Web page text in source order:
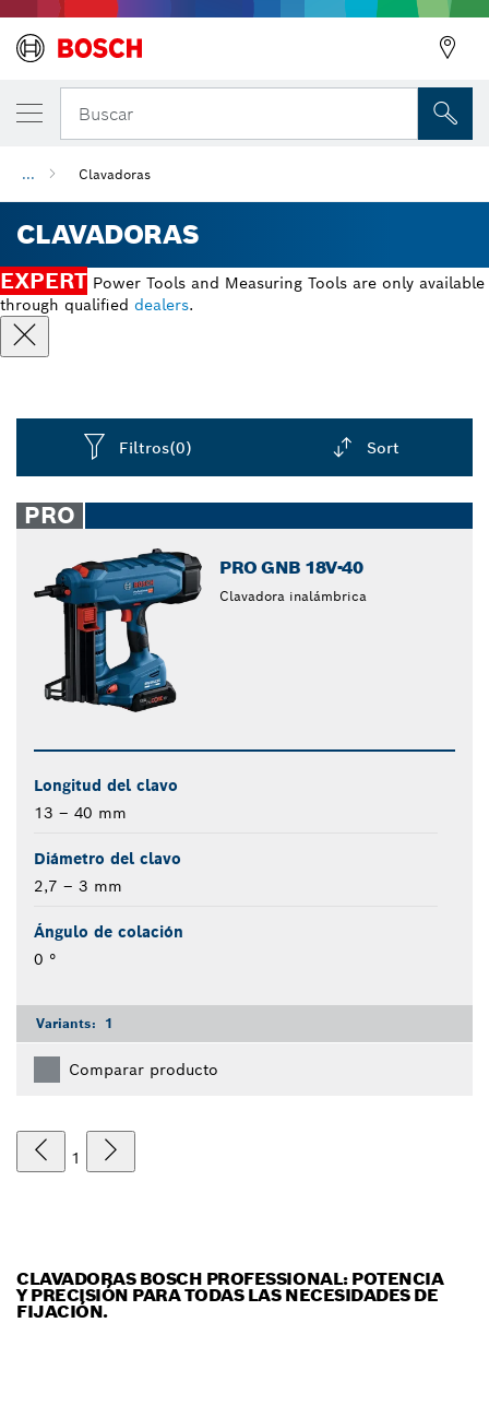
Buscar
... Clavadoras
CLAVADORAS
EXPERT Power Tools and Measuring Tools are only available
through qualified dealers.
Filtros(0) Sort
closed
PRO
PRO GNB 18V-40
Clavadora inalámbrica
Longitud del clavo
13 – 40 mm
Diámetro del clavo
2,7 – 3 mm
Ángulo de colación
0 °
Variants: 1
Comparar producto
1
CLAVADORAS BOSCH PROFESSIONAL: POTENCIA
Y PRECISIÓN PARA TODAS LAS NECESIDADES DE
FIJACIÓN.